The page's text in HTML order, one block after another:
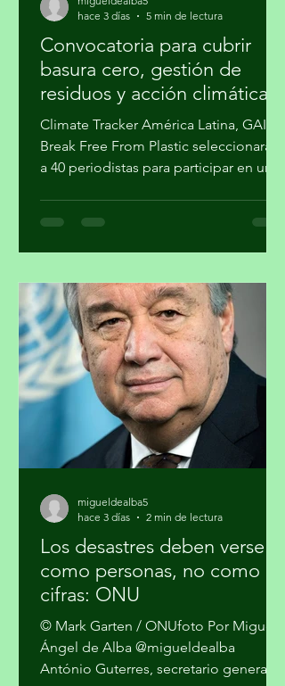
Convocatoria para cubrir
basura cero, gestión de
residuos y acción climática
Climate Tracker América Latina, GAIA y
Break Free From Plastic seleccionarán
programa de formación sobre la
en la agenda climática. Al finalizar el
proceso, cuatro participantes recibirán
mentoría editorial y un incentivo
económico para producir reportajes
sobre esta temática. La forma en que
se gestionan los residuos tiene
implicaciones directas para el cambio
climático, la salud pública y la just
hace 3 días
5 min de lectura
Los desastres deben verse
como personas, no como
cifras: ONU
© Mark Garten / ONUfoto Por Miguel
Ángel de Alba @migueldealba
hace 3 días
2 min de lectura